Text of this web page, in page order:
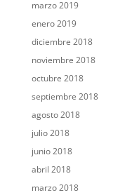
marzo 2019
enero 2019
diciembre 2018
noviembre 2018
octubre 2018
septiembre 2018
agosto 2018
julio 2018
junio 2018
abril 2018
marzo 2018